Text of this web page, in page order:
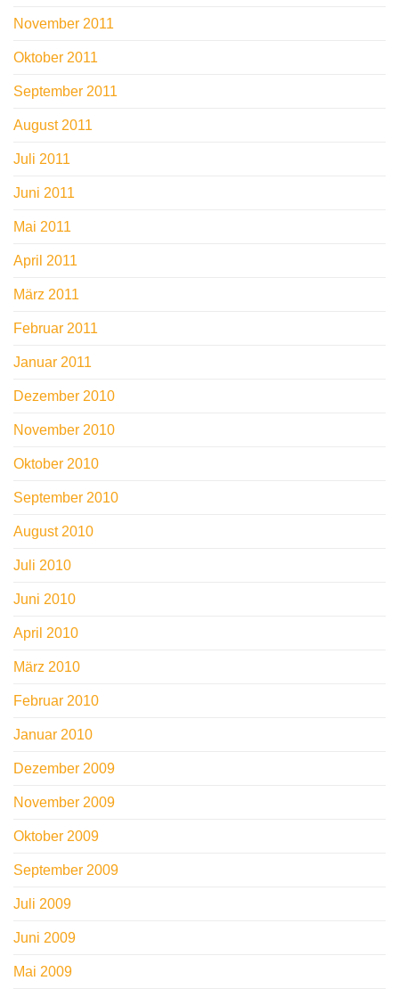
November 2011
Oktober 2011
September 2011
August 2011
Juli 2011
Juni 2011
Mai 2011
April 2011
März 2011
Februar 2011
Januar 2011
Dezember 2010
November 2010
Oktober 2010
September 2010
August 2010
Juli 2010
Juni 2010
April 2010
März 2010
Februar 2010
Januar 2010
Dezember 2009
November 2009
Oktober 2009
September 2009
Juli 2009
Juni 2009
Mai 2009